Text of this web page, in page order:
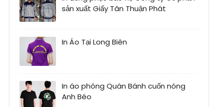
sản xuất Giấy Tân Thuận Phát
In Áo Tại Long Biên
In áo phông Quán Bánh cuốn nóng
Anh Béo